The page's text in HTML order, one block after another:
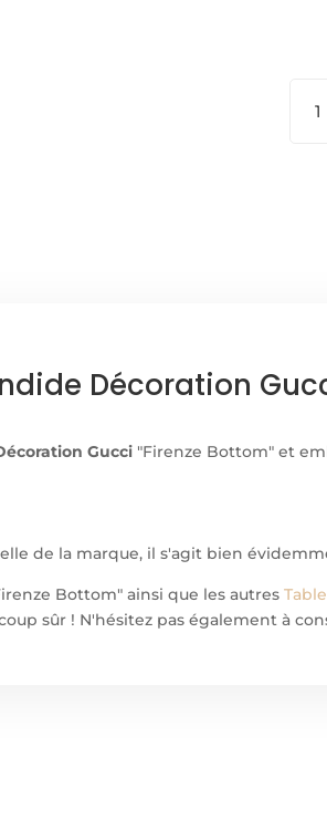
Décoration
Gucci "Firenze Bottom" et
de la marque, il s'agit bien
Bottom" ainsi que les autres
coup sûr ! N'hésitez pas également à